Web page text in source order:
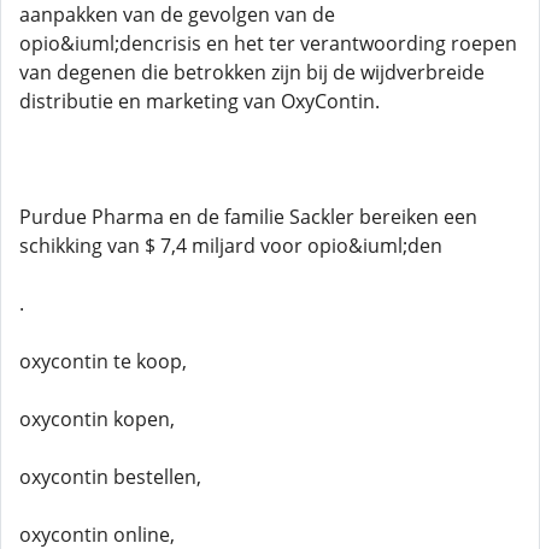
aanpakken van de gevolgen van de
opio&iuml;dencrisis en het ter verantwoording roepen
van degenen die betrokken zijn bij de wijdverbreide
distributie en marketing van OxyContin.
Purdue Pharma en de familie Sackler bereiken een
schikking van $ 7,4 miljard voor opio&iuml;den
.
oxycontin te koop,
oxycontin kopen,
oxycontin bestellen,
oxycontin online,